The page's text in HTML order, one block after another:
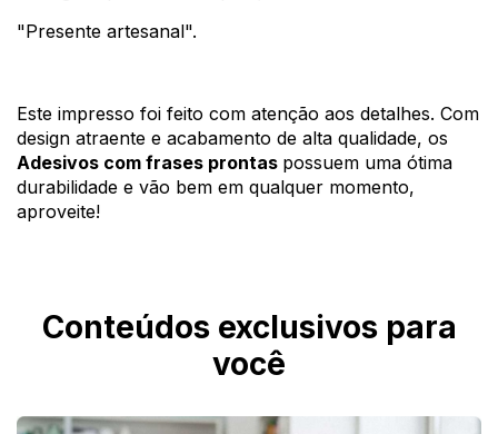
"Presente artesanal".
Este impresso foi feito com atenção aos detalhes. Com
Adesivos com frases prontas possuem uma ótima
durabilidade e vão bem em qualquer momento,
aproveite!
Conteúdos exclusivos para
você